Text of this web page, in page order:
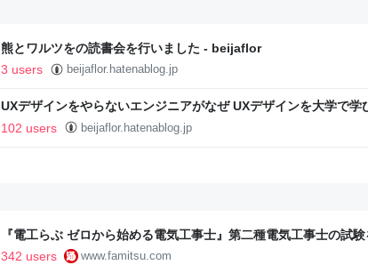
熊とワルツをの読書会を行いました - beijaflor
3 users
beijaflor.hatenablog.jp
UXデザインをやらないエンジニアがなぜ UXデザインを大学で学
たのか - beijaflor
102 users beijaflor.hatenablog.jp
『電工らぶ ゼロから始める電気工事士』第二種電気工事士の試
インと勉強。青春しながら“過去問1000問”や“本番形式CBT模擬
342 users www.famitsu.com